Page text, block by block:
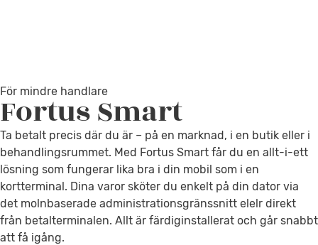
För mindre handlare
FortusSmart
Ta betalt precis där du är – på en marknad, i en butik eller i
behandlingsrummet. Med Fortus Smart får du en allt-i-ett
lösning som fungerar lika bra i din mobil som i en
kortterminal. Dina varor sköter du enkelt på din dator via
det molnbaserade administrationsgränssnitt elelr direkt
från betalterminalen. Allt är färdiginstallerat och går snabbt
att få igång.